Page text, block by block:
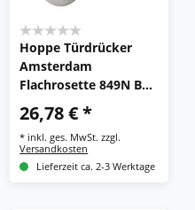
Hoppe Türdrücker
Amsterdam
Flachrosette 849N BB
rund Edelstahl Türgriff
Drücker
26,78 € *
* inkl. ges. MwSt. zzgl.
Versandkosten
Lieferzeit ca. 2-3 Werktage